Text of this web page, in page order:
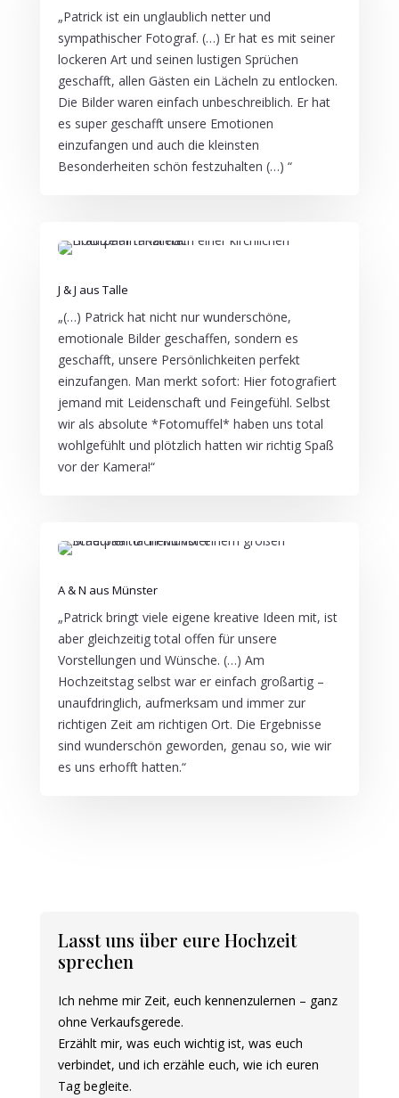
„Patrick ist ein unglaublich netter und
sympathischer Fotograf. (…) Er hat es mit seiner
lockeren Art und seinen lustigen Sprüchen
geschafft, allen Gästen ein Lächeln zu entlocken.
Die Bilder waren einfach unbeschreiblich. Er hat
es super geschafft unsere Emotionen
einzufangen und auch die kleinsten
Besonderheiten schön festzuhalten (…) “
J & J aus Talle
„(…) Patrick hat nicht nur wunderschöne,
emotionale Bilder geschaffen, sondern es
geschafft, unsere Persönlichkeiten perfekt
einzufangen. Man merkt sofort: Hier fotografiert
jemand mit Leidenschaft und Feingefühl. Selbst
wir als absolute *Fotomuffel* haben uns total
wohlgefühlt und plötzlich hatten wir richtig Spaß
vor der Kamera!“
A & N aus Münster
„Patrick bringt viele eigene kreative Ideen mit, ist
aber gleichzeitig total offen für unsere
Vorstellungen und Wünsche. (…) Am
Hochzeitstag selbst war er einfach großartig –
unaufdringlich, aufmerksam und immer zur
richtigen Zeit am richtigen Ort. Die Ergebnisse
sind wunderschön geworden, genau so, wie wir
es uns erhofft hatten.“
Lasst uns über eure Hochzeit
sprechen
Ich nehme mir Zeit, euch kennenzulernen – ganz
ohne Verkaufsgerede.
Erzählt mir, was euch wichtig ist, was euch
verbindet, und ich erzähle euch, wie ich euren
Tag begleite.